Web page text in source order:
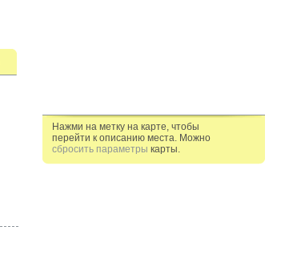
Нажми на метку на карте, чтобы
перейти к описанию места. Можно
сбросить параметры карты.